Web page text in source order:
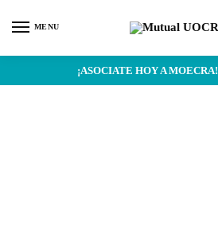
MENU
¡ASOCIATE HOY A MOECRA!